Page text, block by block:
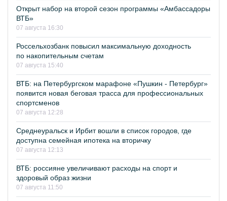
Открыт набор на второй сезон программы «Амбассадоры
ВТБ»
07 августа 16:30
Россельхозбанк повысил максимальную доходность
по накопительным счетам
07 августа 15:40
ВТБ: на Петербургском марафоне «Пушкин - Петербург»
появится новая беговая трасса для профессиональных
спортсменов
07 августа 12:28
Среднеуральск и Ирбит вошли в список городов, где
доступна семейная ипотека на вторичку
07 августа 12:13
ВТБ: россияне увеличивают расходы на спорт и
здоровый образ жизни
07 августа 11:50